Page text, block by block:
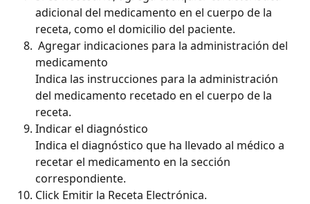
adicional del medicamento en el cuerpo de la
receta, como el domicilio del paciente.
medicamento
Indica las instrucciones para la administración
del medicamento recetado en el cuerpo de la
receta.
Indicar el diagnóstico
Indica el diagnóstico que ha llevado al médico a
recetar el medicamento en la sección
correspondiente.
Click Emitir la Receta Electrónica.